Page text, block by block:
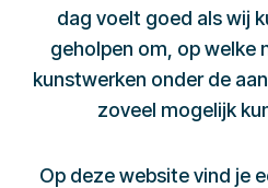
dag voelt goed als wij
geholpen om, op welke
kunstwerken onder de
zoveel mogelijk
Op deze website vind je